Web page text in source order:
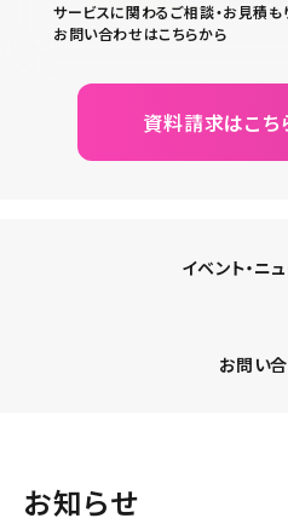
サービスに関わるご相談・お見積
お問い合わせはこちらから
資料請求はこち
イベント・ニ
お問い
お知らせ